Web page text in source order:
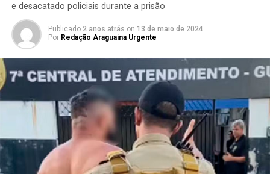
e desacatado policiais durante a prisão
Publicado 2 anos atrás on 13 de maio de 2024
Por Redação Araguaina Urgente